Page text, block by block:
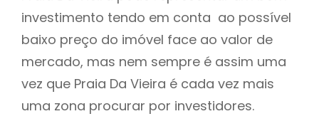
investimento tendo em conta ao possível
baixo preço do imóvel face ao valor de
mercado, mas nem sempre é assim uma
vez que Praia Da Vieira é cada vez mais
uma zona procurar por investidores.